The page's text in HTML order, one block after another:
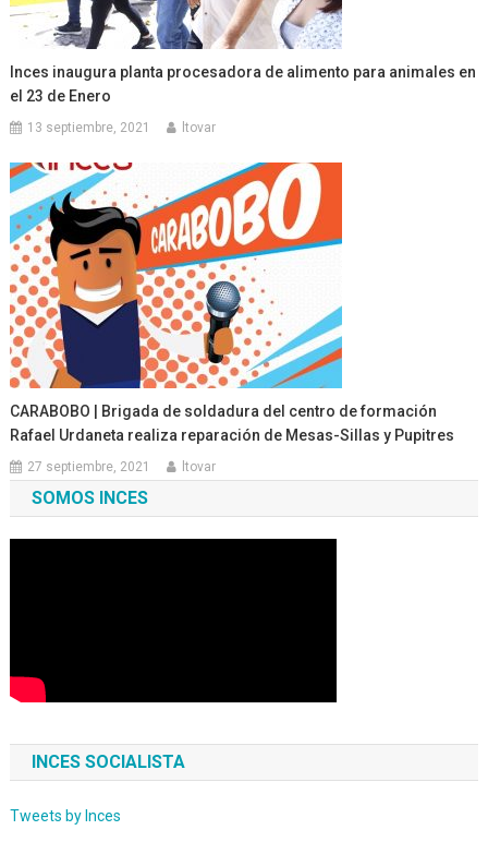
Inces inaugura planta procesadora de alimento para animales en
el 23 de Enero
13 septiembre, 2021 ltovar
CARABOBO | Brigada de soldadura del centro de formación
Rafael Urdaneta realiza reparación de Mesas-Sillas y Pupitres
27 septiembre, 2021 ltovar
SOMOS INCES
INCES SOCIALISTA
Tweets by Inces